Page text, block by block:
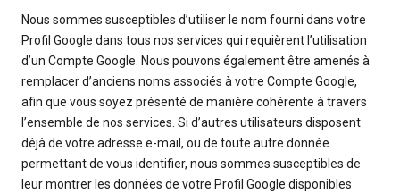
Nous sommes susceptibles d’utiliser le nom fourni dans votre
Profil Google dans tous nos services qui requièrent l’utilisation
d’un Compte Google. Nous pouvons également être amenés à
remplacer d’anciens noms associés à votre Compte Google,
afin que vous soyez présenté de manière cohérente à travers
l’ensemble de nos services. Si d’autres utilisateurs disposent
déjà de votre adresse e-mail, ou de toute autre donnée
permettant de vous identifier, nous sommes susceptibles de
leur montrer les données de votre Profil Google disponibles